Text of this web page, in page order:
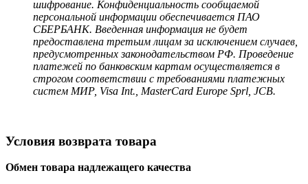
шифрование. Конфиденциальность сообщаемой
персональной информации обеспечивается ПАО
СБЕРБАНК. Введенная информация не будет
предоставлена третьим лицам за исключением случаев,
предусмотренных законодательством РФ. Проведение
платежей по банковским картам осуществляется в
строгом соответствии с требованиями платежных
систем МИР, Visa Int., MasterCard Europe Sprl, JCB.
Условия возврата товара
Обмен товара надлежащего качества